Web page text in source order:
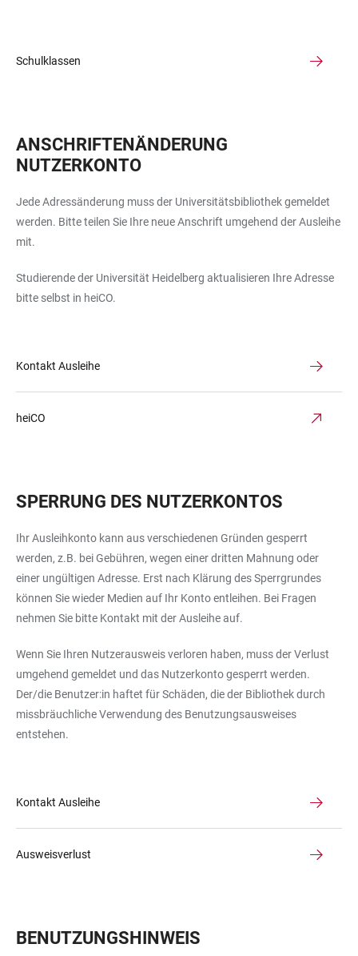
Schulklassen
ANSCHRIFTENÄNDERUNG
NUTZERKONTO
Jede Adressänderung muss der Universitätsbibliothek gemeldet
werden. Bitte teilen Sie Ihre neue Anschrift umgehend der Ausleihe
mit.
Studierende der Universität Heidelberg aktualisieren Ihre Adresse
bitte selbst in heiCO.
Kontakt Ausleihe
heiCO
SPERRUNG DES NUTZERKONTOS
Ihr Ausleihkonto kann aus verschiedenen Gründen gesperrt
werden, z.B. bei Gebühren, wegen einer dritten Mahnung oder
einer ungültigen Adresse. Erst nach Klärung des Sperrgrundes
können Sie wieder Medien auf Ihr Konto entleihen. Bei Fragen
nehmen Sie bitte Kontakt mit der Ausleihe auf.
Wenn Sie Ihren Nutzerausweis verloren haben, muss der Verlust
umgehend gemeldet und das Nutzerkonto gesperrt werden.
Der/die Benutzer:in haftet für Schäden, die der Bibliothek durch
missbräuchliche Verwendung des Benutzungsausweises
entstehen.
Kontakt Ausleihe
Ausweisverlust
BENUTZUNGSHINWEIS